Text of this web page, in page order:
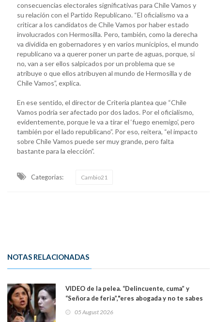
consecuencias electorales significativas para Chile Vamos y
su relación con el Partido Republicano. “El oficialismo va a
criticar a los candidatos de Chile Vamos por haber estado
involucrados con Hermosilla. Pero, también, como la derecha
va dividida en gobernadores y en varios municipios, el mundo
republicano va a querer poner un parte de aguas, porque, si
no, van a ser ellos salpicados por un problema que se
atribuye o que ellos atribuyen al mundo de Hermosilla y de
Chile Vamos”, explica.
En ese sentido, el director de Criteria plantea que “Chile
Vamos podría ser afectado por dos lados. Por el oficialismo,
evidentemente, porque le va a tirar el ‘fuego enemigo’, pero
también por el lado republicano”. Por eso, reitera, “el impacto
sobre Chile Vamos puede ser muy grande, pero falta
bastante para la elección”.
Categorias: Cambio21
NOTAS RELACIONADAS
VIDEO de la pelea. “Delincuente, cuma” y
“Señora de feria”,"eres abogada y no te sabes
senadoras Camila Flores y Fabiola Campillai en
05 August 2026